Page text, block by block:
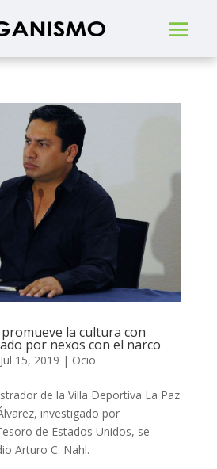
la cultura con
por nexos con el narco
Jul 15, 2019 | Ocio
de la Villa Deportiva La Paz
investigado por
de Estados Unidos, se
Arturo C. Nahl.